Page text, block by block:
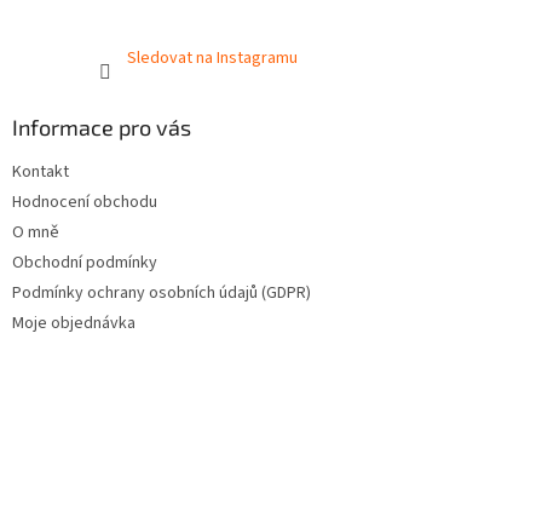
Sledovat na Instagramu
Informace pro vás
Kontakt
Hodnocení obchodu
O mně
Obchodní podmínky
Podmínky ochrany osobních údajů (GDPR)
Moje objednávka